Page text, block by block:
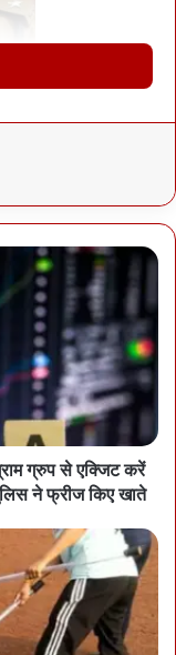
भी बदले हैं। स्टेट
को मंत्रालय में संयुक्त
ग्रुप से एक्जिट करें
ने फ्रीज किए खाते